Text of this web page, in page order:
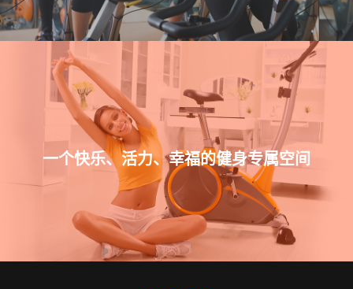
一个快乐、活力、幸福的健身专属空间